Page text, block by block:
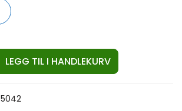
LEGG TIL I HANDLEKURV
5042